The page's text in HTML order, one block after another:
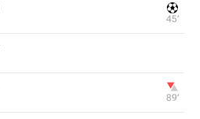
45‎’‎
89‎’‎